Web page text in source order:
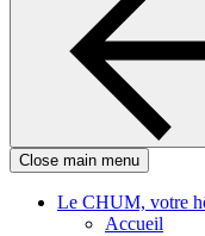
Close main menu
Le CHUM, votre
Accueil